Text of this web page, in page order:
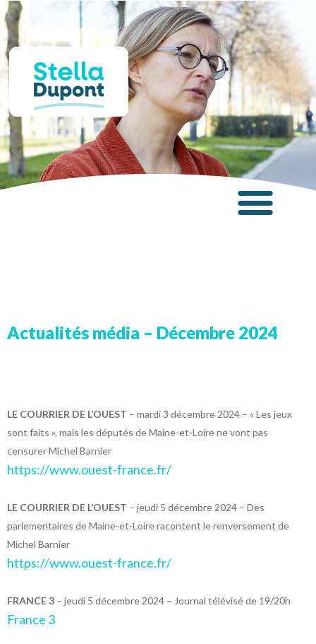
Panneau de gestion des cookies
Actualités média – Décembre 2024
LE COURRIER DE L’OUEST – mardi 3 décembre 2024 – « Les jeux
sont faits », mais les députés de Maine-et-Loire ne vont pas
censurer Michel Barnier
https://www.ouest-france.fr/
LE COURRIER DE L’OUEST – jeudi 5 décembre 2024 – Des
parlementaires de Maine-et-Loire racontent le renversement de
Michel Barnier
https://www.ouest-france.fr/
FRANCE 3 – jeudi 5 décembre 2024 – Journal télévisé de 19/20h
France 3